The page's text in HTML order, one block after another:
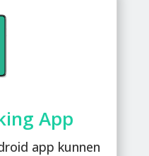
App
app kunnen